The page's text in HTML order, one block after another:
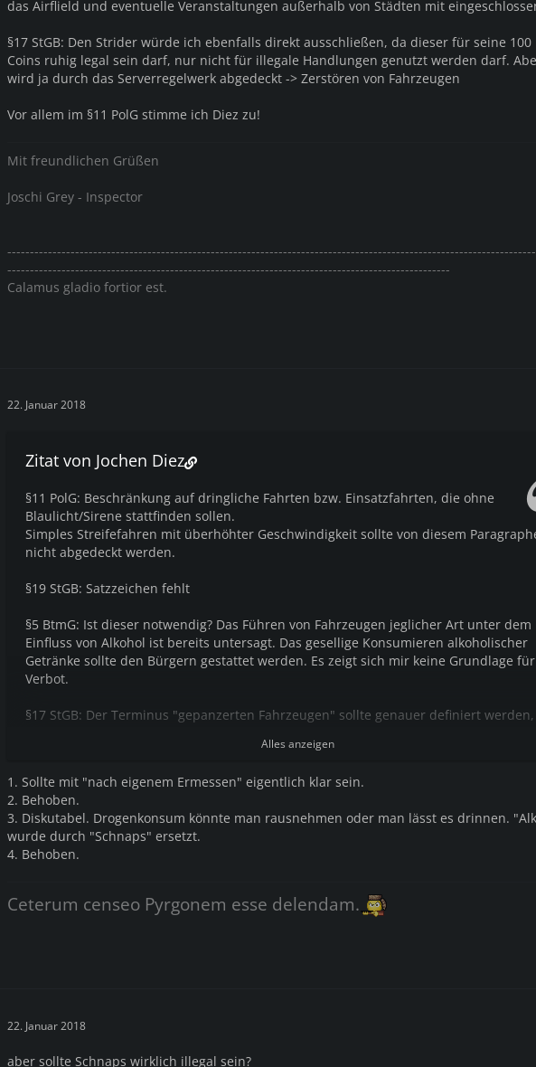
das Airflield und eventuelle Veranstaltungen außerhalb von Städten mit
§17 StGB: Den Strider würde ich ebenfalls direkt ausschließen, da dieser für seine 100
Coins ruhig legal sein darf, nur nicht für illegale Handlungen genutzt werden darf.
wird ja durch das Serverregelwerk abgedeckt -> Zerstören von Fahrzeugen
Vor allem im §11 PolG stimme ich Diez zu!
Mit freundlichen Grüßen
Joschi Grey - Inspector
--------------------------------------------------------------------------------------------------
Calamus gladio fortior est.
22. Januar 2018
Zitat von Jochen Diez
§11 PolG: Beschränkung auf dringliche Fahrten bzw. Einsatzfahrten, die ohne
Blaulicht/Sirene stattfinden sollen.
Simples Streifefahren mit überhöhter Geschwindigkeit sollte von diesem
nicht abgedeckt werden.
§19 StGB: Satzzeichen fehlt
§5 BtmG: Ist dieser notwendig? Das Führen von Fahrzeugen jeglicher Art unter dem
Einfluss von Alkohol ist bereits untersagt. Das gesellige Konsumieren alkoholischer
Getränke sollte den Bürgern gestattet werden. Es zeigt sich mir keine Grundlage
Verbot.
§17 StGB: Der Terminus "gepanzerten Fahrzeugen" sollte genauer definiert
Alles anzeigen
1. Sollte mit "nach eigenem Ermessen" eigentlich klar sein.
2. Behoben.
3. Diskutabel. Drogenkonsum könnte man rausnehmen oder man lässt es drinnen.
wurde durch "Schnaps" ersetzt.
4. Behoben.
Ceterum censeo Pyrgonem esse delendam.
22. Januar 2018
aber sollte Schnaps wirklich illegal sein?